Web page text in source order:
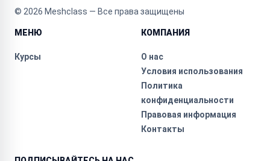
© 2026 Meshclass — Все права защищены
МЕНЮ
Курсы
КОМПАНИЯ
О нас
Условия использования
Политика
конфиденциальности
Правовая информация
Контакты